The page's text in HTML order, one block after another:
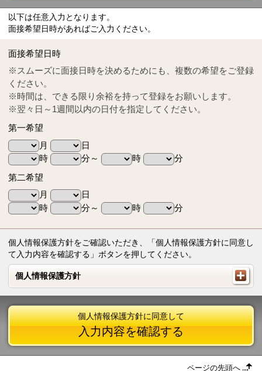
Tel
0570-55-0314
以下は任意入力となります。
面接希望日時があればご入力ください。
面接希望日時
※スムーズに面接日時を決めるためにも、複数の希望をご登録
ください。
※時間は、できる限り余裕を持って登録をお願いします。
※翌々日～1週間以内の日付を指定してください。
第一希望
月
日
時
分～ 時
分
第二希望
月
日
時
分～ 時 分
個人情報保護方針をご確認いただき、「個人情報保護方針に同意し
て入力内容を確認する」ボタンを押してください。
個人情報保護方針
個人情報保護方針
個人情報保護方針に同意して
入力内容を確認する
ページの先頭へ